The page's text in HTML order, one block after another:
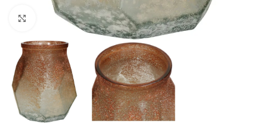
Κάντε κλικ για μεγέθυνση